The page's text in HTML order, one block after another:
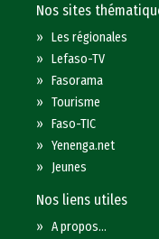
Nos sites
»Les régionales
»Lefaso-TV
»Fasorama
»Tourisme
»Faso-TIC
»Yenenga.net
» Jeunes
Nos liens utiles
»A propos...